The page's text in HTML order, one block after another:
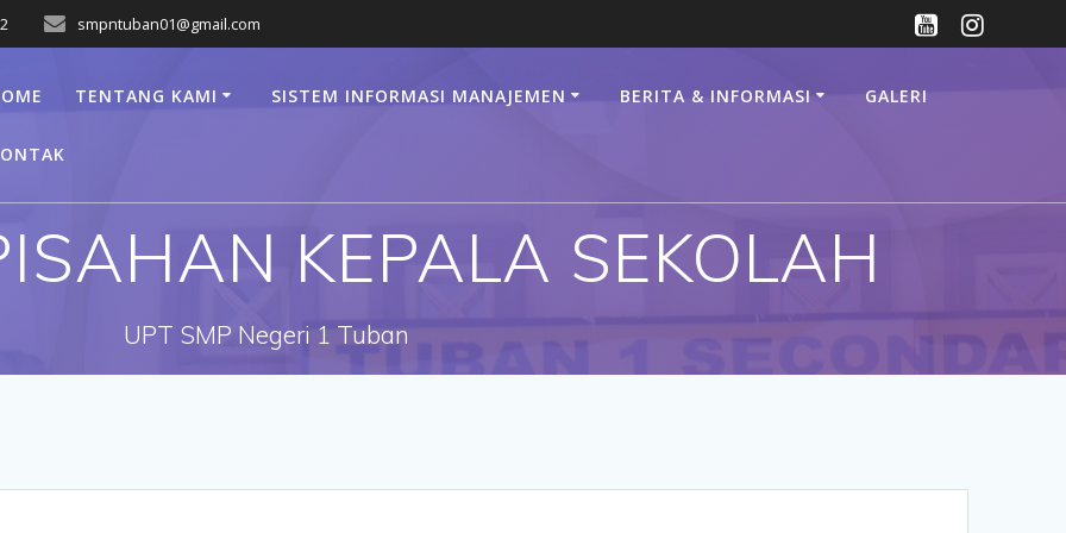
smpntuban01@gmail.com
TENTANG KAMI SISTEM INFORMASI MANAJEMEN BERITA & INFORMASI GALERI
KEPALA SEKOLAH
UPT SMP Negeri 1 Tuban